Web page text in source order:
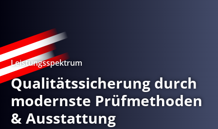
Leistungsspektrum
Qualitätssicherung durch
modernste Prüfmethoden
& Ausstattung